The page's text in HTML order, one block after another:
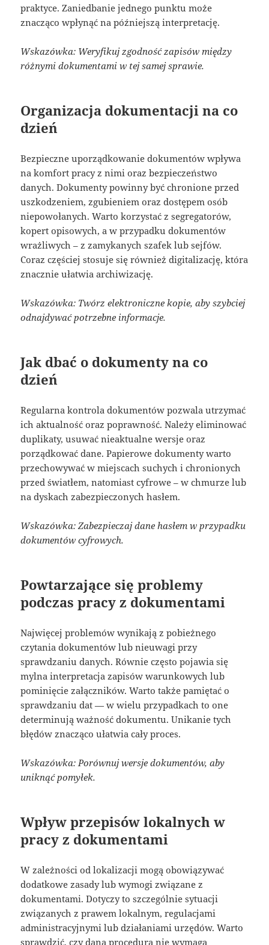
praktyce. Zaniedbanie jednego punktu może
znacząco wpłynąć na późniejszą interpretację.
Wskazówka: Weryfikuj zgodność zapisów między
różnymi dokumentami w tej samej sprawie.
Organizacja dokumentacji na co
dzień
Bezpieczne uporządkowanie dokumentów wpływa
na komfort pracy z nimi oraz bezpieczeństwo
danych. Dokumenty powinny być chronione przed
uszkodzeniem, zgubieniem oraz dostępem osób
niepowołanych. Warto korzystać z segregatorów,
kopert opisowych, a w przypadku dokumentów
wrażliwych – z zamykanych szafek lub sejfów.
Coraz częściej stosuje się również digitalizację, która
znacznie ułatwia archiwizację.
Wskazówka: Twórz elektroniczne kopie, aby szybciej
odnajdywać potrzebne informacje.
Jak dbać o dokumenty na co
dzień
Regularna kontrola dokumentów pozwala utrzymać
ich aktualność oraz poprawność. Należy eliminować
duplikaty, usuwać nieaktualne wersje oraz
porządkować dane. Papierowe dokumenty warto
przechowywać w miejscach suchych i chronionych
przed światłem, natomiast cyfrowe – w chmurze lub
na dyskach zabezpieczonych hasłem.
Wskazówka: Zabezpieczaj dane hasłem w przypadku
dokumentów cyfrowych.
Powtarzające się problemy
podczas pracy z dokumentami
Najwięcej problemów wynikają z pobieżnego
czytania dokumentów lub nieuwagi przy
sprawdzaniu danych. Równie często pojawia się
mylna interpretacja zapisów warunkowych lub
pominięcie załączników. Warto także pamiętać o
sprawdzaniu dat — w wielu przypadkach to one
determinują ważność dokumentu. Unikanie tych
błędów znacząco ułatwia cały proces.
Wskazówka: Porównuj wersje dokumentów, aby
uniknąć pomyłek.
Wpływ przepisów lokalnych w
pracy z dokumentami
W zależności od lokalizacji mogą obowiązywać
dodatkowe zasady lub wymogi związane z
dokumentami. Dotyczy to szczególnie sytuacji
związanych z prawem lokalnym, regulacjami
administracyjnymi lub działaniami urzędów. Warto
sprawdzić, czy dana procedura nie wymaga